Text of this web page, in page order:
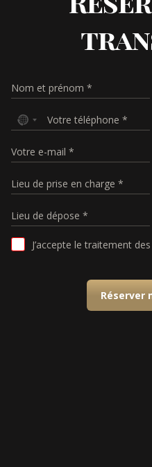
J’accepte le traitement